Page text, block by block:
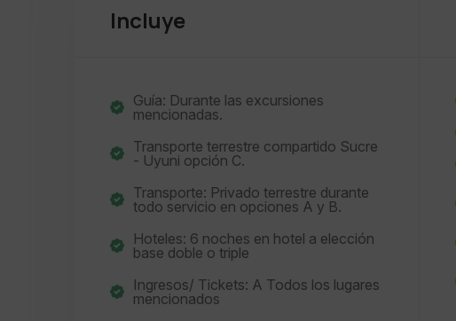
Incluye
Guía: Durante las excursiones
mencionadas.
Transporte terrestre compartido Sucre
- Uyuni opción C.
Transporte: Privado terrestre durante
todo servicio en opciones A y B.
Hoteles: 6 noches en hotel a elección
base doble o triple
Ingresos/ Tickets: A Todos los lugares
mencionados